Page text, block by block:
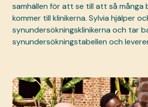
samhällen för att se till att så många
kommer till klinikerna. Sylvia hjälper
synundersökningsklinikerna och tar
synundersökningstabellen och